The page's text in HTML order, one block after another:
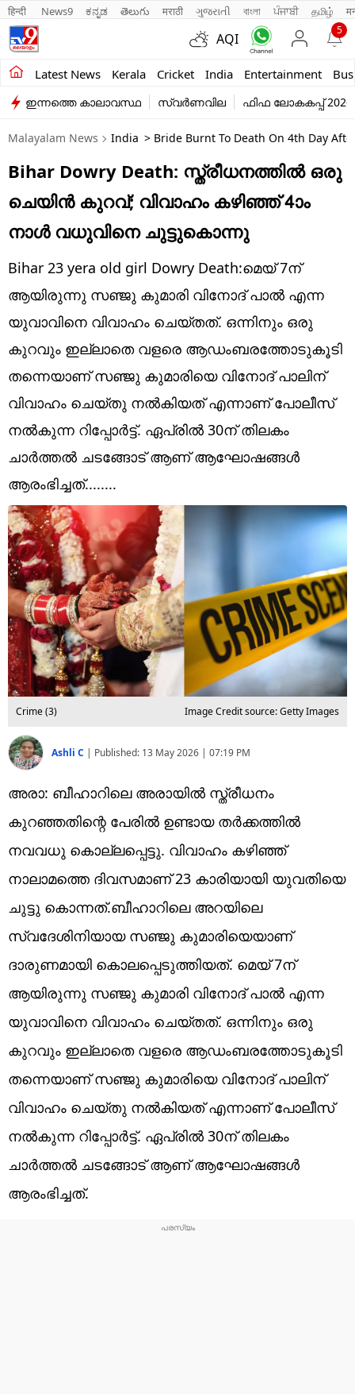
हिन्दी News9 ಕನ್ನಡ తెలుగు मराठी ગુજરાતી বাংলা ਪੰਜਾਬੀ தமிழ்
AQI
5
Latest News Kerala Cricket India Entertainment
Kerala
India
Entertainment
Business
Education
Lifestyle
world
Technology
Religion
Web Story
Short Videos
ഇന്നത്തെ കാലാവസ്ഥ സ്വർണവില ഫിഫ ലോകകപ്പ് 2026
Malayalam News India > Bride Burnt To Death On 4th Day
Bihar Dowry Death: സ്ത്രീധനത്തിൽ ഒരു
ചെയിൻ കുറവ്; വിവാഹം കഴിഞ്ഞ് 4ാം
നാൾ വധുവിനെ ചുട്ടുകൊന്നു
Bihar 23 yera old girl Dowry Death:മെയ് 7ന്
ആയിരുന്നു സഞ്ജു കുമാരി വിനോദ് പാൽ എന്ന
യുവാവിനെ വിവാഹം ചെയ്തത്. ഒന്നിനും ഒരു
കുറവും ഇല്ലാതെ വളരെ ആഡംബരത്തോടുകൂടി
തന്നെയാണ് സഞ്ജു കുമാരിയെ വിനോദ് പാലിന്
വിവാഹം ചെയ്തു നൽകിയത് എന്നാണ് പോലീസ്
നൽകുന്ന റിപ്പോർട്ട്. ഏപ്രിൽ 30ന് തിലകം
ചാർത്തൽ‌ ചടങ്ങോട് ആണ് ആഘോഷങ്ങൾ
ആരംഭിച്ചത്........
Crime (3) Image Credit source: Getty Images
Ashli C | Published: 13 May 2026 | 07:19 PM
അരാ: ബീഹാറിലെ അരായിൽ സ്ത്രീധനം
കുറഞ്ഞതിന്റെ പേരിൽ ഉണ്ടായ തർക്കത്തിൽ
നവവധു കൊല്ലപ്പെട്ടു. വിവാഹം കഴിഞ്ഞ്
നാലാമത്തെ ദിവസമാണ് 23 കാരിയായി യുവതിയെ
ചുട്ടു കൊന്നത്.ബീഹാറിലെ അറയിലെ
സ്വദേശിനിയായ സഞ്ജു കുമാരിയെയാണ്
ദാരുണമായി കൊലപ്പെടുത്തിയത്. മെയ് 7ന്
ആയിരുന്നു സഞ്ജു കുമാരി വിനോദ് പാൽ എന്ന
യുവാവിനെ വിവാഹം ചെയ്തത്. ഒന്നിനും ഒരു
കുറവും ഇല്ലാതെ വളരെ ആഡംബരത്തോടുകൂടി
തന്നെയാണ് സഞ്ജു കുമാരിയെ വിനോദ് പാലിന്
വിവാഹം ചെയ്തു നൽകിയത് എന്നാണ് പോലീസ്
നൽകുന്ന റിപ്പോർട്ട്. ഏപ്രിൽ 30ന് തിലകം
ചാർത്തൽ‌ ചടങ്ങോട് ആണ് ആഘോഷങ്ങൾ
ആരംഭിച്ചത്.